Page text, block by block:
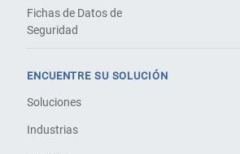
Fichas de Datos de
Seguridad
ENCUENTRE SU SOLUCIÓN
Soluciones
Industrias